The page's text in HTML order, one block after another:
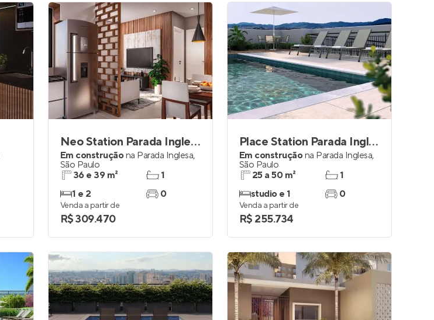
Neo Station Parada Inglesa
Em construçãona Parada Inglesa,
São Paulo
36 e 39 m²
1 e 2
1
0
Venda a partir de
R$ 309.470
Place Station Parada Inglesa
Em construçãona Parada Inglesa,
São Paulo
25 a 50 m²
studio e 1
1
0
Venda a partir de
R$ 255.734